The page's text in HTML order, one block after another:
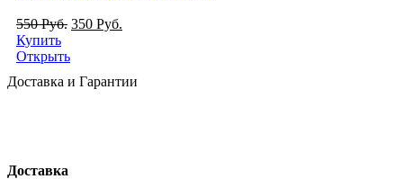
550Руб. 350 Руб.
Купить
Открыть
Доставка и Гарантии
Доставка